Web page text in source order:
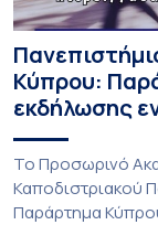
Κύπρου:
εκδήλωσης
Το Προσωρινό
Καποδιστριακού
Παράρτημα